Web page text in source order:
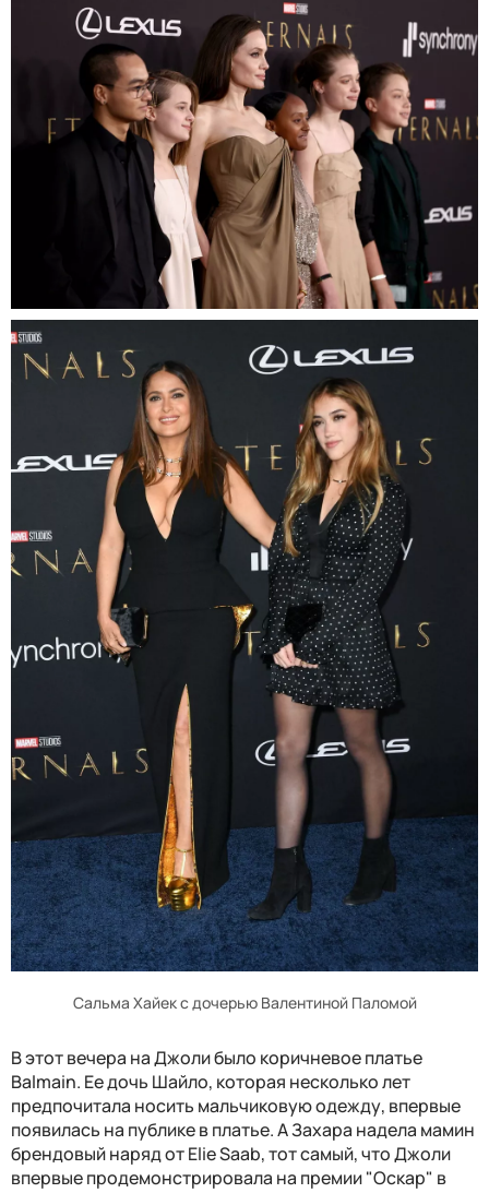
Сальма Хайек с дочерью Валентиной Паломой
В этот вечера на Джоли было коричневое платье
Balmain. Ее дочь Шайло, которая несколько лет
предпочитала носить мальчиковую одежду, впервые
появилась на публике в платье. А Захара надела мамин
брендовый наряд от Elie Saab, тот самый, что Джоли
впервые продемонстрировала на премии "Оскар" в